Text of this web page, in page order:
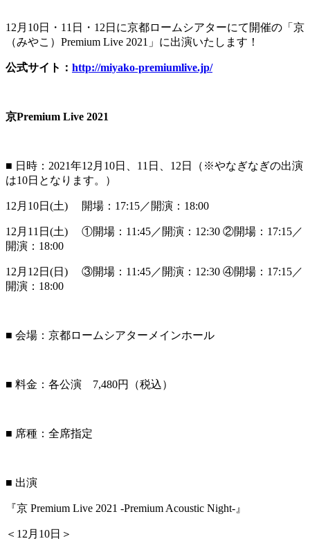
12月10日・11日・12日に京都ロームシアターにて開催の「京
（みやこ）Premium Live 2021」に出演いたします！
公式サイト： http://miyako-premiumlive.jp/
京Premium Live 2021
■ 日時：2021年12月10日、11日、12日（※やなぎなぎの出演
は10日となります。）
12月10日(土) 開場：17:15／開演：18:00
12月11日(土) ①開場：11:45／開演：12:30 ②開場：17:15／
開演：18:00
12月12日(日) ③開場：11:45／開演：12:30 ④開場：17:15／
開演：18:00
■ 会場：京都ロームシアターメインホール
■ 料金：各公演 7,480円（税込）
■ 席種：全席指定
■ 出演
『京 Premium Live 2021 -Premium Acoustic Night-』
＜12月10日＞